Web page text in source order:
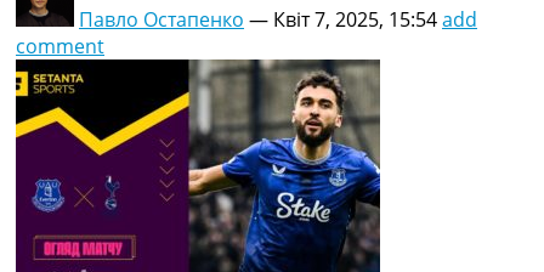
Павло Остапенко — Квіт 7, 2025, 15:54add
comment